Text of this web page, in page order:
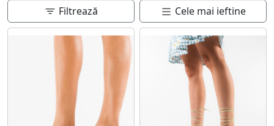
Filtrează Cele mai ieftine